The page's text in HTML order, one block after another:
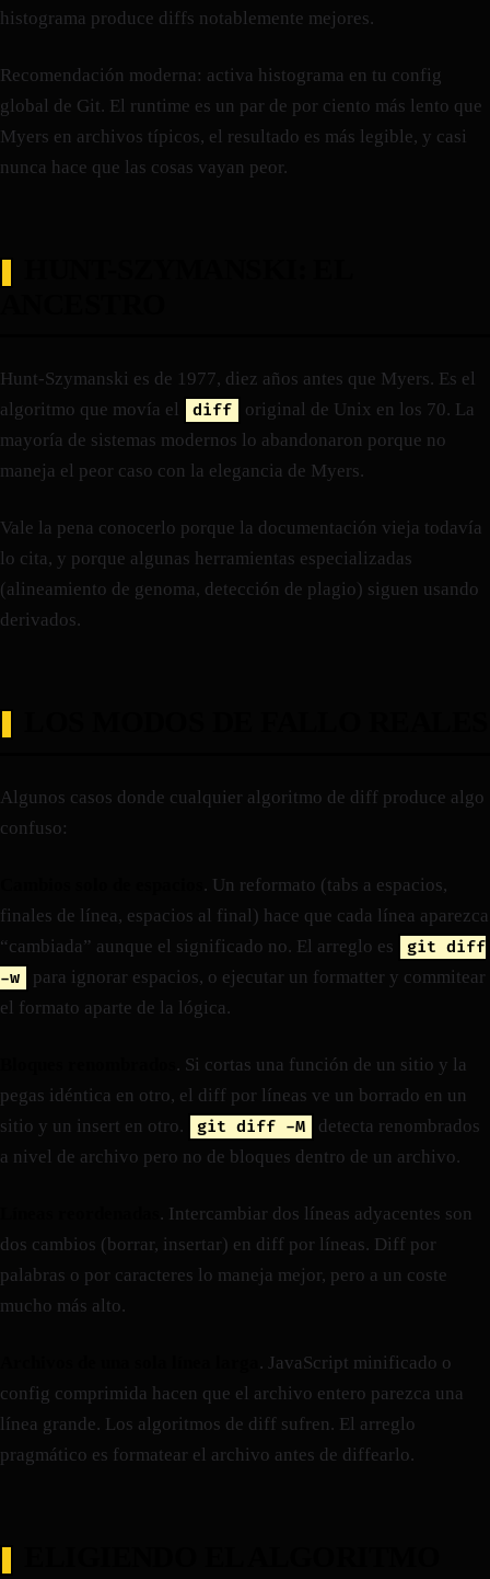
histograma produce diffs notablemente mejores.
Recomendación moderna: activa histograma en tu config
global de Git. El runtime es un par de por ciento más lento que
Myers en archivos típicos, el resultado es más legible, y casi
nunca hace que las cosas vayan peor.
Hunt-Szymanski es de 1977, diez años antes que Myers. Es el
algoritmo que movía el
diff
original de Unix en los 70. La
mayoría de sistemas modernos lo abandonaron porque no
maneja el peor caso con la elegancia de Myers.
Vale la pena conocerlo porque la documentación vieja todavía
lo cita, y porque algunas herramientas especializadas
(alineamiento de genoma, detección de plagio) siguen usando
derivados.
Algunos casos donde cualquier algoritmo de diff produce algo
confuso:
. Un reformato (tabs a espacios,
finales de línea, espacios al final) hace que cada línea aparezca
“cambiada” aunque el significado no. El arreglo es
git diff
-w
para ignorar espacios, o ejecutar un formatter y commitear
el formato aparte de la lógica.
. Si cortas una función de un sitio y la
pegas idéntica en otro, el diff por líneas ve un borrado en un
sitio y un insert en otro.
git diff -M
detecta renombrados
a nivel de archivo pero no de bloques dentro de un archivo.
. Intercambiar dos líneas adyacentes son
dos cambios (borrar, insertar) en diff por líneas. Diff por
palabras o por caracteres lo maneja mejor, pero a un coste
mucho más alto.
. JavaScript minificado o
config comprimida hacen que el archivo entero parezca una
línea grande. Los algoritmos de diff sufren. El arreglo
pragmático es formatear el archivo antes de diffearlo.